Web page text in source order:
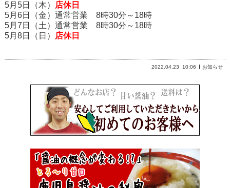
5月5日（木） 店休日
5月6日（金）通常営業 8時30分～18時
5月7日（土）通常営業 8時30分～18時
5月8日（日） 店休日
2022.04.23 10:06 お知らせ